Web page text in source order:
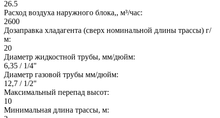
26.5
Расход воздуха наружного блока,, м³/час:
2600
Дозаправка хладагента (сверх номинальной длины трассы) г/
м:
20
Диаметр жидкостной трубы, мм/дюйм:
6,35 / 1/4"
Диаметр газовой трубы мм/дюйм:
12,7 / 1/2"
Максимальный перепад высот:
10
Минимальная длина трассы, м: